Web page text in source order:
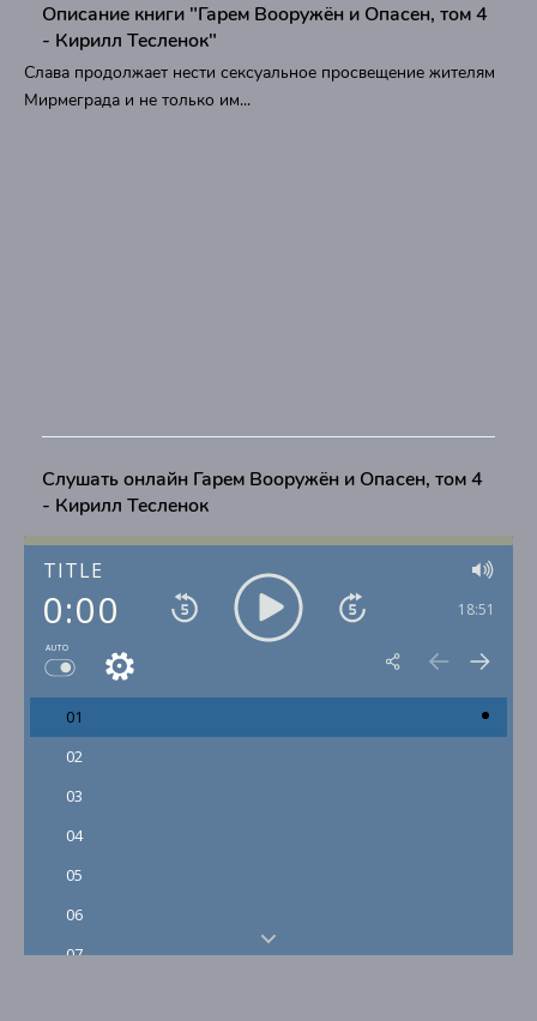
Описание книги "Гарем Вооружён и Опасен, том 4
- Кирилл Тесленок"
Слава продолжает нести сексуальное просвещение жителям
Мирмеграда и не только им...
Слушать онлайн Гарем Вооружён и Опасен, том 4
- Кирилл Тесленок
TITLE
0:00 18:51
AUTO
01
02
03
04
05
06
07